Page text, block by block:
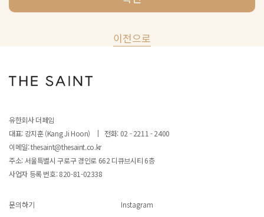
이전으로
유한회사 더페임
대표: 강지훈 (Kang Ji Hoon)
전화: 02 - 2211 - 2400
이메일: thesaint@thesaint.co.kr
주소: 서울특별시 구로구 경인로 662 디큐브시티 6층
사업자 등록 번호:820-81-02338
문의하기 Instagram